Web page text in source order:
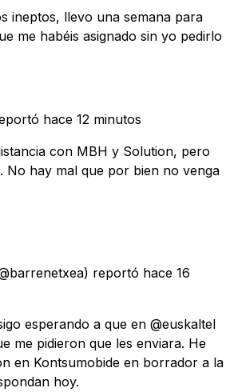
ineptos, llevo una semana para
me habéis asignado sin yo pedirlo
hace 12 minutos
con MBH y Solution, pero
No hay mal que por bien no venga
reportó hace 16
esperando a que en @euskaltel
me pidieron que les enviara. He
en Kontsumobide en borrador a la
hoy.